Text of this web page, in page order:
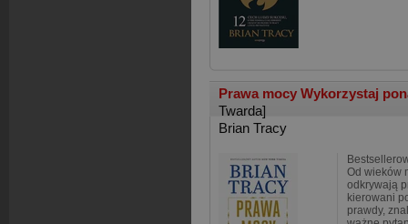
Prawa mocy Wykorzystaj
Twarda]
Brian Tracy
Od wieków
odkrywają
kierowani
prawdy,